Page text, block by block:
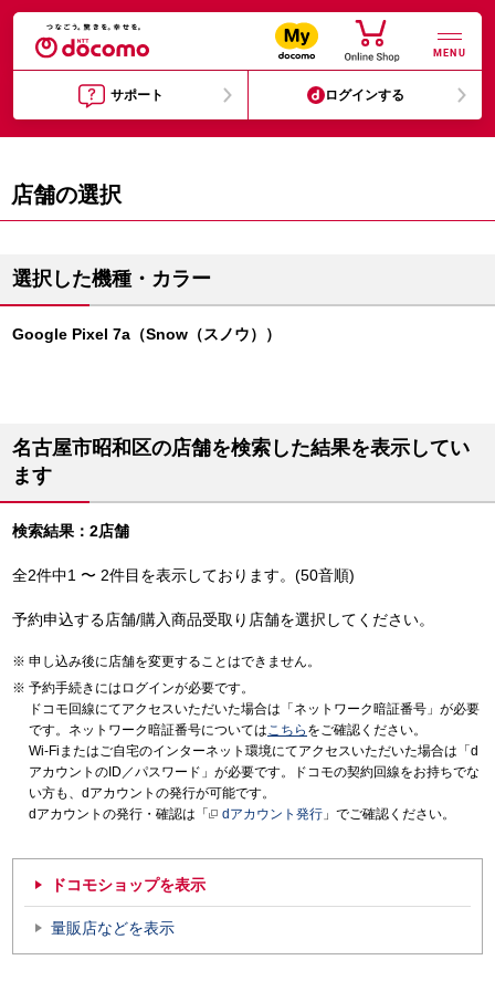
MENU
サポート ログインする
店舗の選択
選択した機種・カラー
Google Pixel 7a（Snow（スノウ））
名古屋市昭和区の店舗を検索した結果を表示してい
ます
検索結果：2店舗
全2件中1 〜 2件目を表示しております。(50音順)
予約申込する店舗/購入商品受取り店舗を選択してください。
申し込み後に店舗を変更することはできません。
予約手続きにはログインが必要です。
ドコモ回線にてアクセスいただいた場合は「ネットワーク暗証番号」が必要
です。ネットワーク暗証番号についてはこちら をご確認ください。
Wi-Fiまたはご自宅のインターネット環境にてアクセスいただいた場合は「d
アカウントのID／パスワード」が必要です。ドコモの契約回線をお持ちでな
い方も、dアカウントの発行が可能です。
dアカウントの発行・確認は「
dアカウント発行 」でご確認ください。
ドコモショップを表示
量販店などを表示